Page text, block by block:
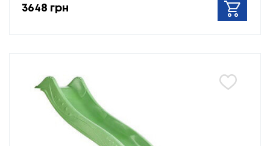
3648 грн